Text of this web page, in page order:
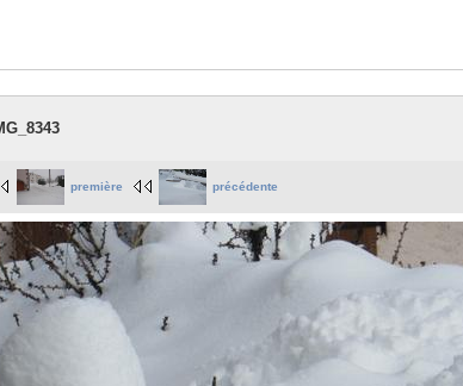
première précédente